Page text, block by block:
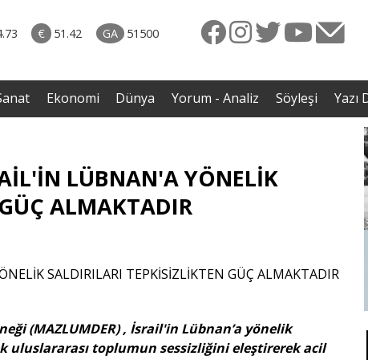
€ 51.42 GA 51500
• Gannuşi'nin serbest bırakılması için çağrı
Ekonomi Dünya Yorum - Analiz Söyleşi Yazı
LÜBNAN'A YÖNELİK
ALMAKTADIR
(MAZLUMDER) , İsrail'in Lübnan’a yönelik
uluslararası toplumun sessizliğini eleştirerek acil